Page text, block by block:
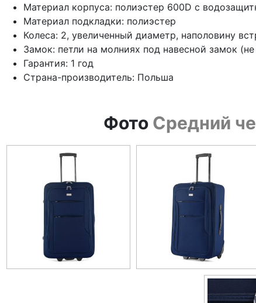
Материал корпуса: полиэстер 600D с
Материал подкладки: полиэстер
Колеса: 2, увеличенный диаметр, наполовину
Замок: петли на молниях под навесной замок
Гарантия: 1 год
Страна-производитель: Польша
Фото Средний